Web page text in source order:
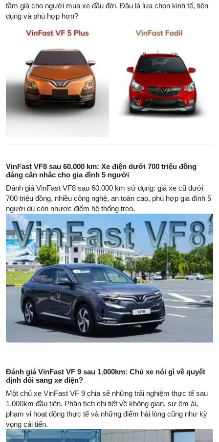
tầm giá cho người mua xe đầu đời. Đâu là lựa chọn kinh tế, tiện
dụng và phù hợp hơn?
VinFast VF8 sau 60.000 km: Xe điện dưới 700 triệu đồng
đáng cân nhắc cho gia đình 5 người
Đánh giá VinFast VF8 sau 60.000 km sử dụng: giá xe cũ dưới
700 triệu đồng, nhiều công nghệ, an toàn cao, phù hợp gia đình 5
người dù còn nhược điểm hệ thống treo.
Đánh giá VinFast VF 9 sau 1.000km: Chủ xe nói gì về quyết
định đổi sang xe điện?
Một chủ xe VinFast VF 9 chia sẻ những trải nghiệm thực tế sau
1.000km đầu tiên. Phân tích chi tiết về không gian, sự êm ái,
phạm vi hoạt động thực tế và những điểm hài lòng cũng như kỳ
vọng cải tiến.